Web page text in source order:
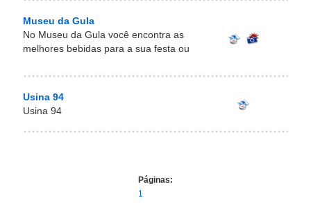
Museu da Gula
No Museu da Gula você encontra as
melhores bebidas para a sua festa ou
Usina 94
Usina 94
Páginas:
1